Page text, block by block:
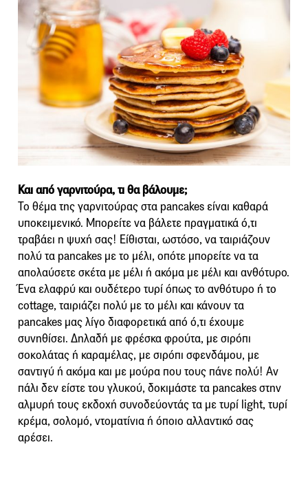
Και από γαρνιτούρα, τι θα βάλουμε;
Το θέμα της γαρνιτούρας στα pancakes είναι καθαρά
υποκειμενικό. Μπορείτε να βάλετε πραγματικά ό,τι
τραβάει η ψυχή σας! Είθισται, ωστόσο, να ταιριάζουν
πολύ τα pancakes με το μέλι, οπότε μπορείτε να τα
απολαύσετε σκέτα με μέλι ή ακόμα με μέλι και ανθότυρο.
Ένα ελαφρύ και ουδέτερο τυρί όπως το ανθότυρο ή το
cottage, ταιριάζει πολύ με το μέλι και κάνουν τα
pancakes μας λίγο διαφορετικά από ό,τι έχουμε
συνηθίσει. Δηλαδή με φρέσκα φρούτα, με σιρόπι
σοκολάτας ή καραμέλας, με σιρόπι σφενδάμου, με
σαντιγύ ή ακόμα και με μούρα που τους πάνε πολύ! Αν
πάλι δεν είστε του γλυκού, δοκιμάστε τα pancakes στην
αλμυρή τους εκδοχή συνοδεύοντάς τα με τυρί light, τυρί
κρέμα, σολομό, ντοματίνια ή όποιο αλλαντικό σας
αρέσει.